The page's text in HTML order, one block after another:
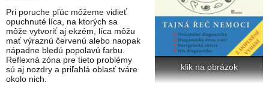
klik na obrázok
Pri poruche pľúc môžeme vidieť
opuchnuté líca, na ktorých sa
môže vytvoriť aj ekzém, líca môžu
mať výraznú červenú alebo naopak
nápadne bledú popolavú farbu.
Reflexná zóna pre tieto problémy
sú aj nozdry a priľahlá oblasť tváre
okolo nich.